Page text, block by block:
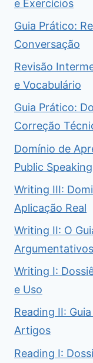
e Exercícios
Guia Prático:
Conversação
Revisão
e Vocabulário
Guia Prático:
Correção
Domínio de
Public Speaking
Writing III:
Aplicação Real
Writing II: O
Argumentativos
Writing I:
e Uso
Reading II:
Artigos
Reading I: